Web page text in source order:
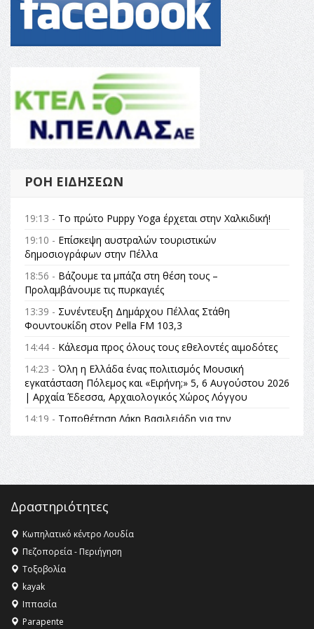
ΡΟΉ ΕΙΔΉΣΕΩΝ
19:13 - Το πρώτο Puppy Yoga έρχεται στην Χαλκιδική!
19:10 - Επίσκεψη αυστραλών τουριστικών
δημοσιογράφων στην Πέλλα
18:56 - Βάζουμε τα μπάζα στη θέση τους –
Προλαμβάνουμε τις πυρκαγιές
13:39 - Συνέντευξη Δημάρχου Πέλλας Στάθη
Φουντουκίδη στον Pella FM 103,3
14:44 - Κάλεσμα προς όλους τους εθελοντές αιμοδότες
14:23 - Όλη η Ελλάδα ένας πολιτισμός Μουσική
εγκατάσταση Πόλεμος και «Ειρήνη;» 5, 6 Αυγούστου 2026
| Αρχαία Έδεσσα, Αρχαιολογικός Χώρος Λόγγου
14:19 - Τοποθέτηση Λάκη Βασιλειάδη για την
Αναθεώρηση του Συντάγματος: «Σε τέτοιες κορυφαίες
θεσμικές διαδικασίες υπάρχει μόνο η ευθύνη απέναντι
στις επόμενες γενιές»
16:35 -Το πρόγραμμα του ΠΑΟΚ στον δεύτερο γύρο του
16:27 - Όλυμπος: Εντάχθηκε στον Κατάλογο Παγκόσμιας
Κληρονομιάς της UNESCO – Ομόφωνη η απόφαση Ο
Όλυμπος αναγνωρίστηκε ως φυσικό και πολιτιστικό
αγαθό εξέχουσας οικουμενικής αξίας για την
ανθρωπότητα
16:18 -
ΣΤΗΝ ΕΔΕΣΣΑ
Δραστηριότητες
Κωπηλατικό κέντρο Λουδία
Πεζοπορεία - Περιήγηση
Τοξοβολία
kayak
Ιππασία
Parapente